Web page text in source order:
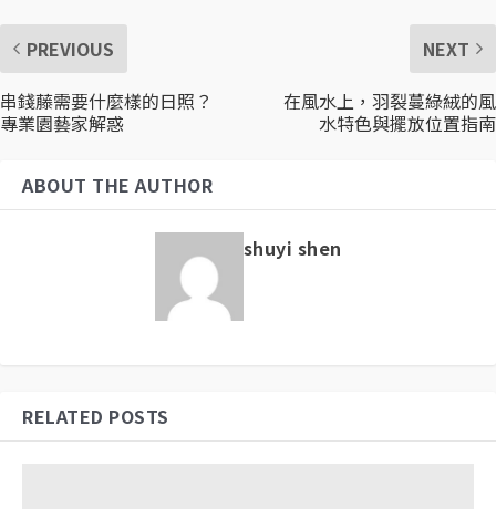
PREVIOUS
串錢藤需要什麼樣的日照？
專業園藝家解惑
NEXT
在風水上，羽裂蔓綠絨的風
水特色與擺放位置指南
ABOUT THE AUTHOR
shuyi shen
RELATED POSTS